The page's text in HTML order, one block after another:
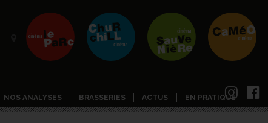
NOS ANALYSES BRASSERIES ACTUS EN PRATIQUE